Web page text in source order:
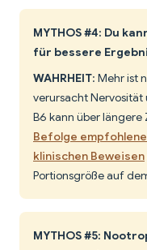
MYTHOS #4: Du
für bessere
WAHRHEIT: Mehr ist
verursacht Nervosität
B6 kann über
Befolge
klinischen Beweisen
Portionsgröße auf
MYTHOS #5: